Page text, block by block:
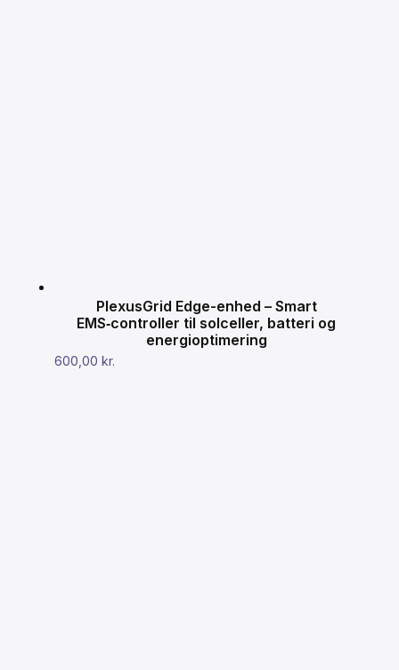
PlexusGrid Edge-enhed – Smart
EMS‑controller til solceller, batteri og
energioptimering
600,00 kr.